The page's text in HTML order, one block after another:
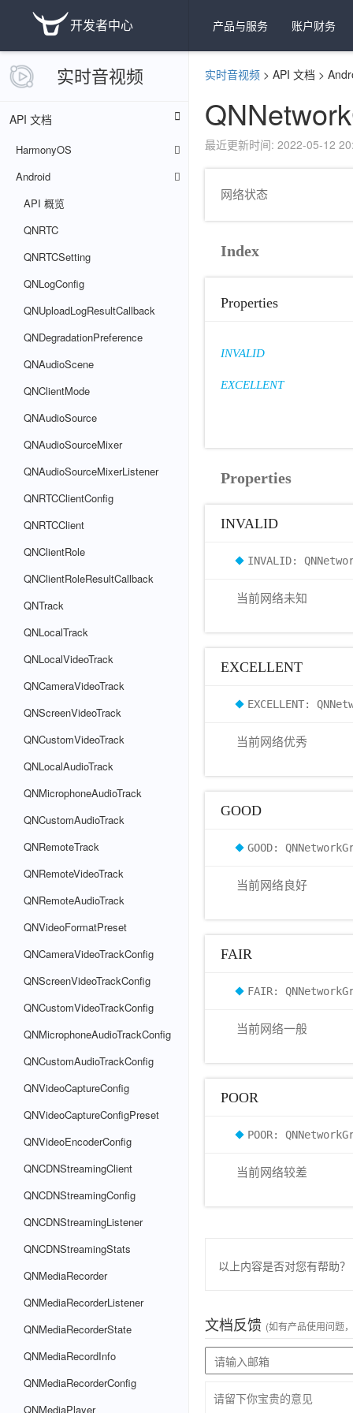
开发者中心 产品与服务 账户财务
实时音视频
API 文档
HarmonyOS
Android
API 概览
QNRTC
QNRTCSetting
QNLogConfig
QNUploadLogResultCallback
QNDegradationPreference
QNAudioScene
QNClientMode
QNAudioSource
QNAudioSourceMixer
QNAudioSourceMixerListener
QNRTCClientConfig
QNRTCClient
QNClientRole
QNClientRoleResultCallback
QNTrack
QNLocalTrack
QNLocalVideoTrack
QNCameraVideoTrack
QNScreenVideoTrack
QNCustomVideoTrack
QNLocalAudioTrack
QNMicrophoneAudioTrack
QNCustomAudioTrack
QNRemoteTrack
QNRemoteVideoTrack
QNRemoteAudioTrack
QNVideoFormatPreset
QNCameraVideoTrackConfig
QNScreenVideoTrackConfig
QNCustomVideoTrackConfig
QNMicrophoneAudioTrackConfig
QNCustomAudioTrackConfig
QNVideoCaptureConfig
QNVideoCaptureConfigPreset
QNVideoEncoderConfig
QNCDNStreamingClient
QNCDNStreamingConfig
QNCDNStreamingListener
QNCDNStreamingStats
QNMediaRecorder
QNMediaRecorderListener
QNMediaRecorderState
QNMediaRecordInfo
QNMediaRecorderConfig
QNMediaPlayer
实时音视频 > API 文档 >
最近更新时间: 2022-05-12
网络状态
Index
Properties
INVALID
EXCELLENT
Properties
INVALID
INVALID:
当前网络未知
EXCELLENT
EXCELLENT:
当前网络优秀
GOOD
GOOD:
当前网络良好
FAIR
FAIR:
当前网络一般
POOR
POOR:
当前网络较差
以上内容是否对您有帮助？
文档反馈 (如有产品使用问题